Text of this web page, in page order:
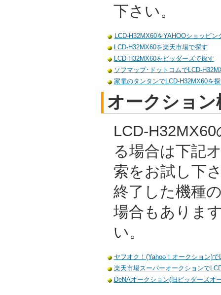
下さい。
LCD-H32MX60をYAHOOショッピン
LCD-H32MX60を楽天市場で探す
LCD-H32MX60をビッダーズで探す
ソフマップ･ドットコムでLCD-
家電のタンタンでLCD-H32MX60を
オークション
LCD-
る場合は下記
索をお試し下
終了した機種
場合もありま
い。
ヤフオク！(Yahoo！オークション)
楽天市場スーパーオークションで
DeNAオークション(旧ビッダーズオ